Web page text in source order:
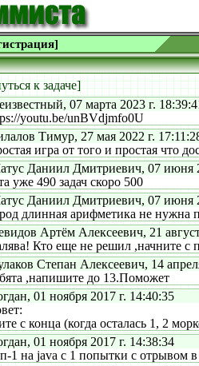
к задаче]
07 марта 2023 г.
youtu.be/unBVdjmfo0U
Тимур, 27 мая 2022 г.
игра от того и простая что
Даниил Дмитриевич, 07 июня
уже 490 задач скоро 500
Даниил Дмитриевич, 07 июня
длинная арифметика не нужна
Артём Алексеевич, 21
Кто еще не решил ,начните с
Степан Алексеевич, 14
,напишите до 13.Поможет
01 ноября 2017 г. 14:40:35
с конца (когда осталась 1, 2
01 ноября 2017 г. 14:38:34
на java с 1 попытки с отрывом в